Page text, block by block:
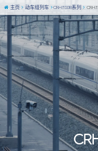
主页 动车组列车 CRH380B系列